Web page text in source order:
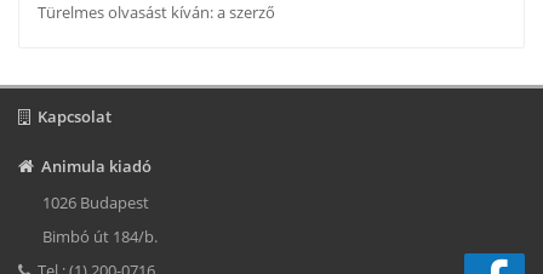
Türelmes olvasást kíván: a szerző
Kapcsolat
Animula kiadó
1026 Budapest
Bimbó út 184/b.